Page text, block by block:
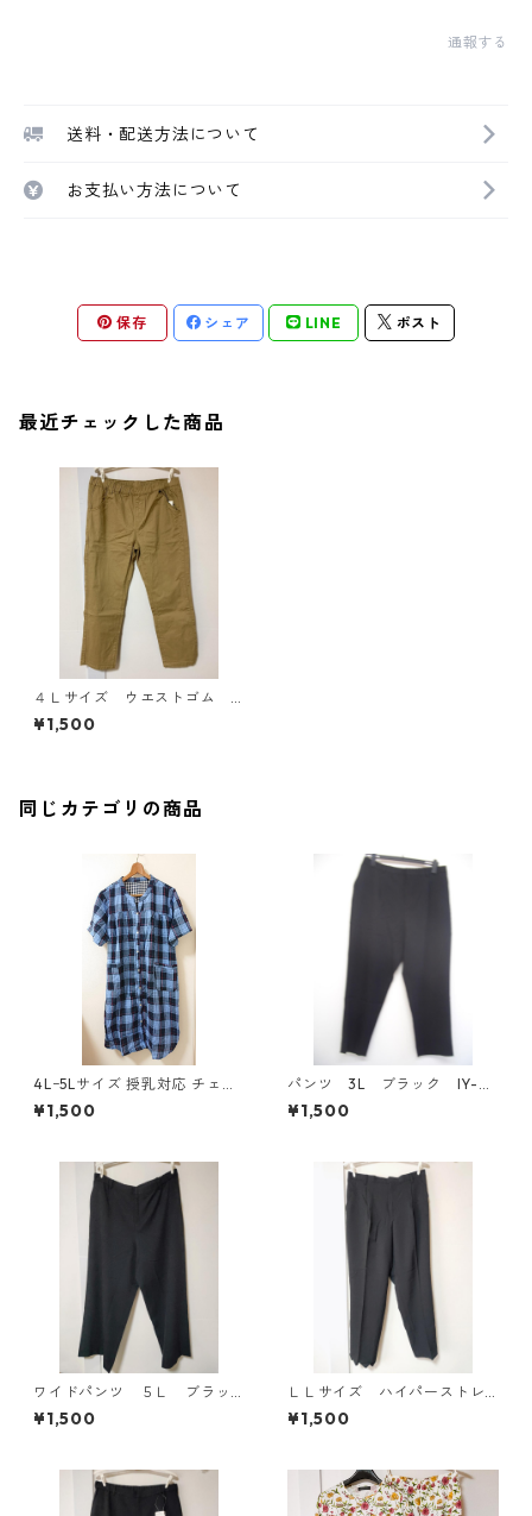
通報する
送料・配送方法について
お支払い方法について
保存 シェア LINE ポスト
最近チェックした商品
４Ｌサイズ ウエストゴム
ストレートパンツ ベージ
ュ KAE-4300
¥1,500
同じカテゴリの商品
4Lｰ5Lサイズ 授乳対応 チェッ
ク柄 半袖ルームウェア マタニ
ティ ブルー系/グレー ◆KIY-1
¥1,500
パンツ 3L ブラック IY-45
25
¥1,500
ワイドパンツ ５Ｌ ブラッ
ク KAE-4725
¥1,500
ＬＬサイズ ハイパーストレ
ッチ センタープレスパン
ツ ブラック KAE-4704
¥1,500